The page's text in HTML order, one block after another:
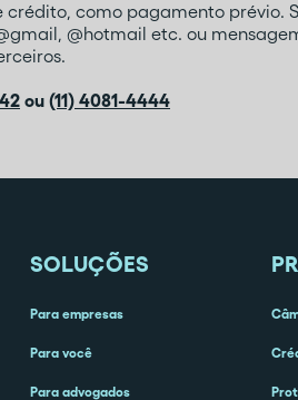
como pagamento prévio.
@hotmail etc. ou
ou (11) 4081-4444
SOLUÇÕES
Para empresas
Para você
Para advogados